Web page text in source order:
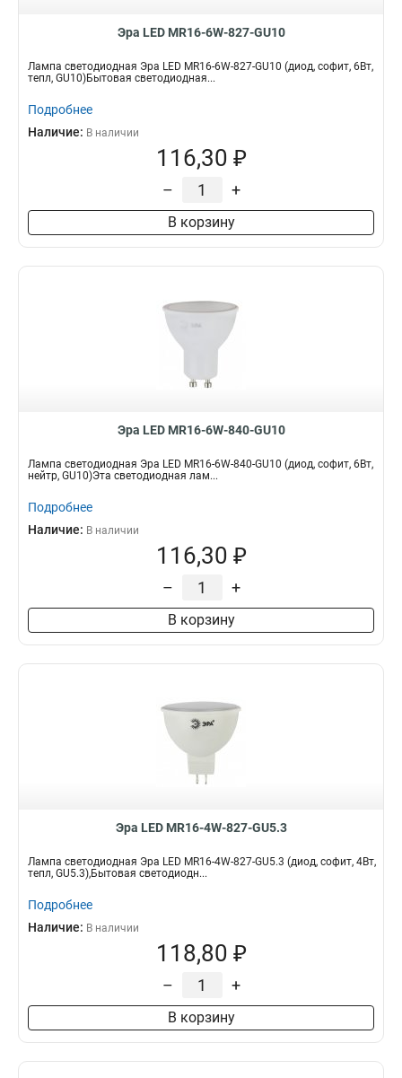
Эра LED MR16-6W-827-GU10
Лампа светодиодная Эра LED MR16-6W-827-GU10 (диод, софит, 6Вт,
тепл, GU10)Бытовая светодиодная...
Подробнее
Наличие: В наличии
116,30 ₽
– +
В корзину
Эра LED MR16-6W-840-GU10
Лампа светодиодная Эра LED MR16-6W-840-GU10 (диод, софит, 6Вт,
нейтр, GU10)Эта светодиодная лам...
Подробнее
Наличие: В наличии
116,30 ₽
– +
В корзину
Эра LED MR16-4W-827-GU5.3
Лампа светодиодная Эра LED MR16-4W-827-GU5.3 (диод, софит, 4Вт,
тепл, GU5.3),Бытовая светодиодн...
Подробнее
Наличие: В наличии
118,80 ₽
– +
В корзину